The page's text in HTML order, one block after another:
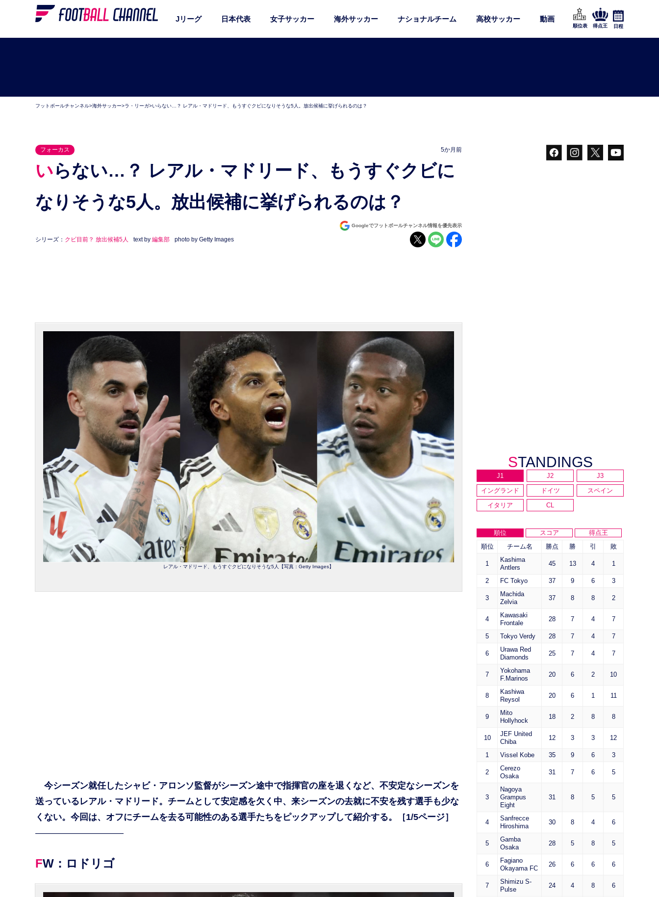
Jリーグ 日本代表 女子サッカー 海外サッカー ナショナルチーム 高校サッカー 動画
順位表 得点王 日程
フットボールチャンネル>海外サッカー>ラ・リーガ>いらない…？ レアル・マドリード、もうすぐクビになりそうな5人。放出候補に挙げられるのは？
フォーカス 5か月前
いらない…？ レアル・マドリード、もうすぐクビに
なりそうな5人。放出候補に挙げられるのは？
Googleでフットボールチャンネル情報を優先表示
シリーズ： クビ目前？ 放出候補5人 text by 編集部 photo by Getty Images
レアル・マドリード、もうすぐクビになりそうな5人【写真：Getty Images】
今シーズン就任したシャビ・アロンソ監督がシーズン途中で指揮官の座を退くなど、不安定なシーズンを
送っているレアル・マドリード。チームとして安定感を欠く中、来シーズンの去就に不安を残す選手も少な
くない。今回は、オフにチームを去る可能性のある選手たちをピックアップして紹介する。［1/5ページ］
——————————
FW：ロドリゴ
STANDINGS
J1 J2
J3
イングランド
ドイツ
スペイン
イタリア
CL
順位 スコア
得点王
順位
チーム名 勝点 勝 引 敗
1
Kashima
Antlers
45 13 4 1
2 FC Tokyo 37 9 6 3
3
Machida
Zelvia
37 8 8 2
4
Kawasaki
Frontale
28 7 4 7
5 Tokyo Verdy 28 7 4 7
6
Urawa Red
Diamonds
25 7 4 7
7
Yokohama
F.Marinos
20 6 2 10
8
Kashiwa
Reysol
20 6 1 11
9
Mito
Hollyhock
18 2 8 8
10
JEF United
Chiba
12 3 3 12
1 Vissel Kobe 35 9 6 3
2
Cerezo
Osaka
31 7 6 5
3
Nagoya
Grampus
Eight
31 8 5 5
4
Sanfrecce
Hiroshima
30 8 4 6
5
Gamba
Osaka
28 5 8 5
6
Fagiano
Okayama FC
26 6 6 6
7
Shimizu S-
Pulse
24 4 8 6